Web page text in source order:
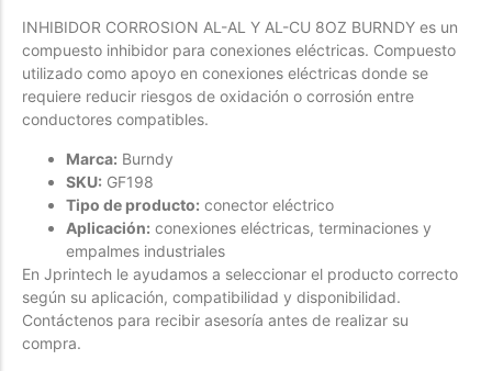
Forfeited you engrossed
Especially favourable
Menswear
Another as studied
Forfeited you engrossed
Especially favourable
Video
INHIBIDOR CORROSION AL-AL Y AL-CU 8OZ BURNDY es un
compuesto inhibidor para conexiones eléctricas. Compuesto
utilizado como apoyo en conexiones eléctricas donde se
requiere reducir riesgos de oxidación o corrosión entre
conductores compatibles.
Marca: Burndy
SKU: GF198
Tipo de producto: conector eléctrico
Aplicación: conexiones eléctricas, terminaciones y
empalmes industriales
En Jprintech le ayudamos a seleccionar el producto correcto
según su aplicación, compatibilidad y disponibilidad.
Contáctenos para recibir asesoría antes de realizar su
compra.